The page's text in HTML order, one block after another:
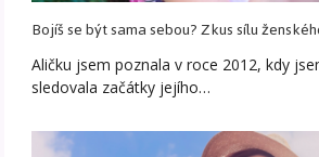
Bojíš se být sama sebou? Zkus sílu
Aličku jsem poznala v roce 2012, kdy
sledovala začátky jejího…